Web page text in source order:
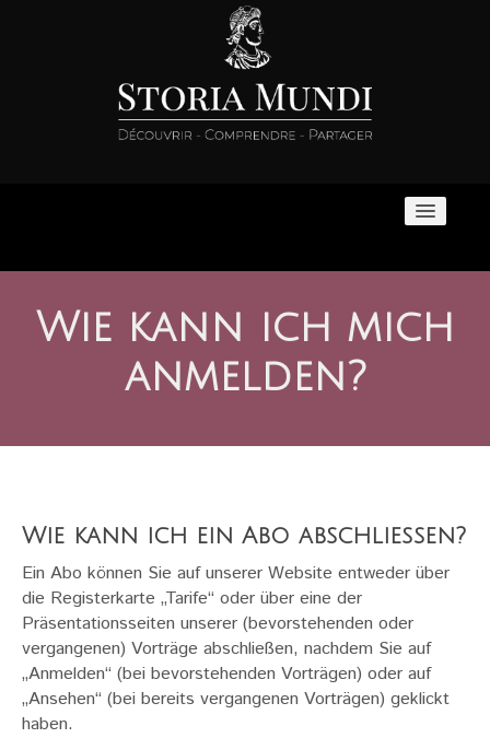
Bevorstehende Vorträge
On-Demand-Folgen
FR
Anmeldung
Unsere Dozenten
Wie kann ich mich
anmelden?
Wie kann ich ein Abo abschließen?
Ein Abo können Sie auf unserer Website entweder über
die Registerkarte „Tarife“ oder über eine der
Präsentationsseiten unserer (bevorstehenden oder
vergangenen) Vorträge abschließen, nachdem Sie auf
„Anmelden“ (bei bevorstehenden Vorträgen) oder auf
„Ansehen“ (bei bereits vergangenen Vorträgen) geklickt
haben.